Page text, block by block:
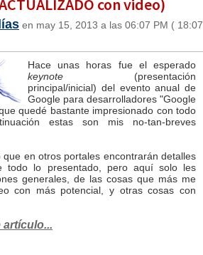
con video)
en may 15, 2013 a las 06:07 PM ( 18:07
Hace unas horas fue el esperado
keynote (presentación
principal/inicial) del evento anual de
Google para desarrolladores "Google
quedé bastante impresionado con todo
estas son mis no-tan-breves
en otros portales encontrarán detalles
todo lo presentado, pero aquí solo les
generales, de las cosas que más me
con más potencial, y otras cosas con
artículo...